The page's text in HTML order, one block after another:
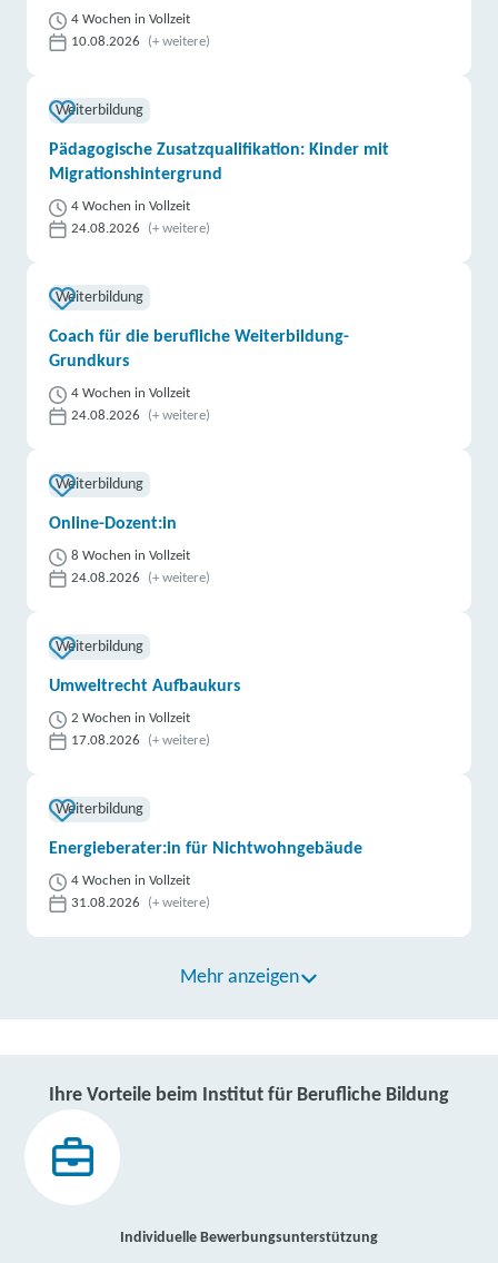
4 Wochen in Vollzeit
10.08.2026
(+ weitere)
Weiterbildung
Pädagogische Zusatzqualifikation: Kinder mit
Migrationshintergrund
4 Wochen in Vollzeit
24.08.2026
(+ weitere)
Weiterbildung
Coach für die berufliche Weiterbildung-
Grundkurs
4 Wochen in Vollzeit
24.08.2026
(+ weitere)
Weiterbildung
Online-Dozent:in
8 Wochen in Vollzeit
24.08.2026
(+ weitere)
Weiterbildung
Umweltrecht Aufbaukurs
2 Wochen in Vollzeit
17.08.2026
(+ weitere)
Weiterbildung
Energieberater:in für Nichtwohngebäude
4 Wochen in Vollzeit
31.08.2026
(+ weitere)
Mehr anzeigen
Ihre Vorteile beim Institut für Berufliche Bildung
Individuelle Bewerbungsunterstützung